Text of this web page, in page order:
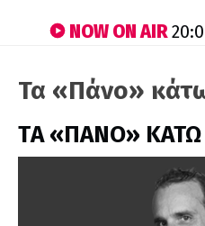
NOW ON AIR
Τα «Πάνο»
ΤA «ΠΑΝΟ» ΚΑΤΩ